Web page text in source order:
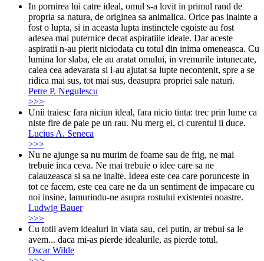
In pornirea lui catre ideal, omul s-a lovit in primul rand de
propria sa natura, de originea sa animalica. Orice pas inainte a
fost o lupta, si in aceasta lupta instinctele egoiste au fost
adesea mai puternice decat aspiratiile ideale. Dar aceste
aspiratii n-au pierit niciodata cu totul din inima omeneasca. Cu
lumina lor slaba, ele au aratat omului, in vremurile intunecate,
calea cea adevarata si l-au ajutat sa lupte necontenit, spre a se
ridica mai sus, tot mai sus, deasupra propriei sale naturi.
Petre P. Negulescu
>>>
Unii traiesc fara niciun ideal, fara nicio tinta: trec prin lume ca
niste fire de paie pe un rau. Nu merg ei, ci curentul ii duce.
Lucius A. Seneca
>>>
Nu ne ajunge sa nu murim de foame sau de frig, ne mai
trebuie inca ceva. Ne mai trebuie o idee care sa ne
calauzeasca si sa ne inalte. Ideea este cea care porunceste in
tot ce facem, este cea care ne da un sentiment de impacare cu
noi insine, lamurindu-ne asupra rostului existentei noastre.
Ludwig Bauer
>>>
Cu totii avem idealuri in viata sau, cel putin, ar trebui sa le
avem... daca mi-as pierde idealurile, as pierde totul.
Oscar Wilde